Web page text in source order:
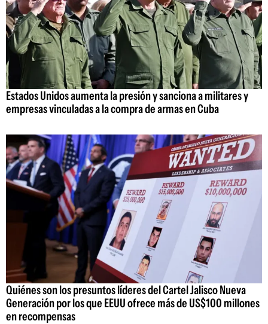
Estados Unidos aumenta la presión y sanciona a militares y
empresas vinculadas a la compra de armas en Cuba
Quiénes son los presuntos líderes del Cartel Jalisco Nueva
Generación por los que EEUU ofrece más de US$100 millones
en recompensas